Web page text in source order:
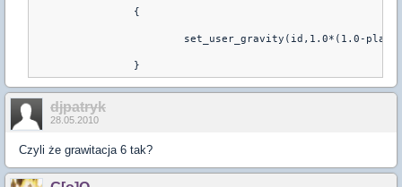
		{
set_user_gravity(id,1.0*(1.0-
djpatryk
28.05.2010
Czyli że grawitacja 6 tak?